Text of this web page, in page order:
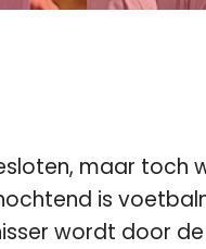
maar toch
is
wordt door